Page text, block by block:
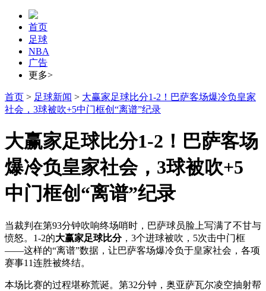
首页
足球
NBA
广告
更多>
首页 > 足球新闻 > 大赢家足球比分1-2！巴萨客场爆冷负皇家
社会，3球被吹+5中门框创“离谱”纪录
大赢家足球比分1-2！巴萨客场
爆冷负皇家社会，3球被吹+5
中门框创“离谱”纪录
当裁判在第93分钟吹响终场哨时，巴萨球员脸上写满了不甘与
愤怒。1-2的大赢家足球比分，3个进球被吹，5次击中门框
——这样的“离谱”数据，让巴萨客场爆冷负于皇家社会，各项
赛事11连胜被终结。
本场比赛的过程堪称荒诞。第32分钟，奥亚萨瓦尔凌空抽射帮